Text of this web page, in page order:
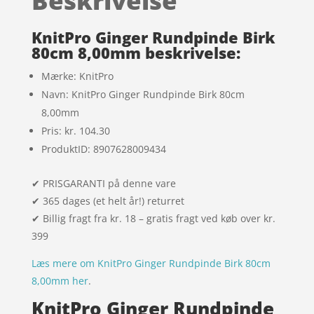
KnitPro Ginger Rundpinde Birk
80cm 8,00mm beskrivelse:
Mærke: KnitPro
Navn: KnitPro Ginger Rundpinde Birk 80cm
8,00mm
Pris: kr. 104.30
ProduktID: 8907628009434
✔ PRISGARANTI på denne vare
✔ 365 dages (et helt år!) returret
✔ Billig fragt fra kr. 18 – gratis fragt ved køb over kr.
399
Læs mere om KnitPro Ginger Rundpinde Birk 80cm
8,00mm her.
KnitPro Ginger Rundpinde